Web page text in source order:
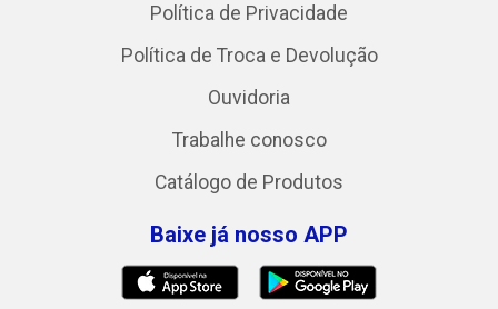
Política de Privacidade
Política de Troca e Devolução
Ouvidoria
Trabalhe conosco
Catálogo de Produtos
Baixe já nosso APP